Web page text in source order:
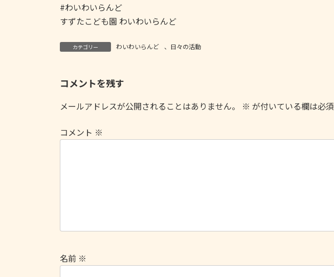
#わいわいらんど
すずたこども園 わいわいらんど
カテゴリー わいわいらんど 、 日々の活動
コメントを残す
メールアドレスが公開されることはありません。 ※ が付いている欄は必
コメント ※
名前 ※